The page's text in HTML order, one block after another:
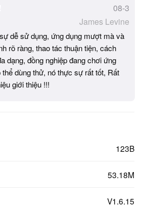
08-3
James Levine
dễ sử dụng, ứng dụng mượt mà và
rõ ràng, thao tác thuận tiện, cách
dạng, đồng nghiệp đang chơi ứng
thể dùng thử, nó thực sự rất tốt, Rất
giới thiệu !!!
123B
53.18M
V1.6.15